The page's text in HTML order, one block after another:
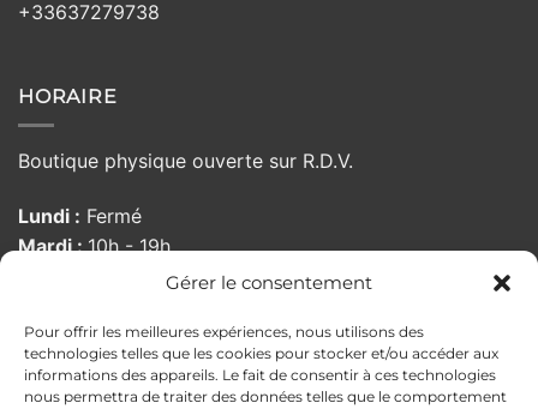
Gérer le consentement
Pour offrir les meilleures expériences, nous utilisons des
technologies telles que les cookies pour stocker et/ou accéder aux
informations des appareils. Le fait de consentir à ces technologies
nous permettra de traiter des données telles que le comportement
+33637279738
HORAIRE
Boutique physique ouverte sur R.D.V.
Lundi : Fermé
Mardi :10h - 19h
10h - 19h
Vendredi :10:00 - 19h
Samedi :10h - 19h
Dimanche :Fermé